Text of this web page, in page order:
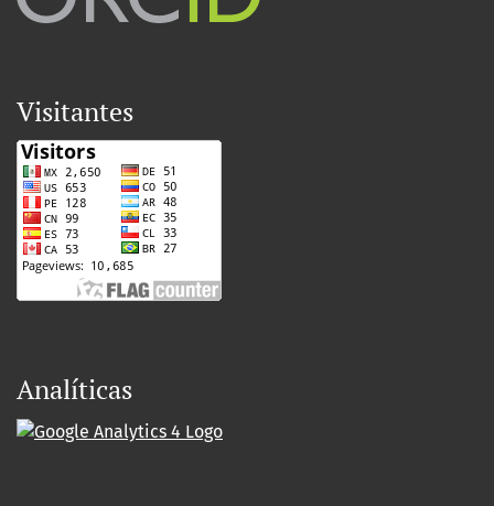
Visitantes
Analíticas